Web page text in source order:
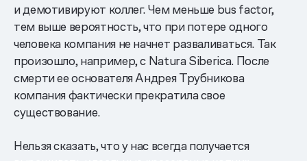
и демотивируют коллег. Чем меньше bus factor,
тем выше вероятность, что при потере одного
человека компания не начнет разваливаться. Так
произошло, например, с Natura Siberica. После
смерти ее основателя Андрея Трубникова
компания фактически прекратила свое
существование.
Нельзя сказать, что у нас всегда получается